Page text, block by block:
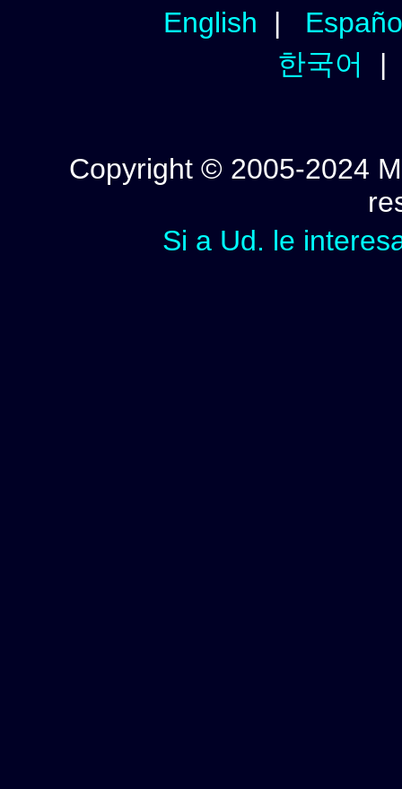
English |
한국어
Copyright © 2005-2024
Si a Ud. le